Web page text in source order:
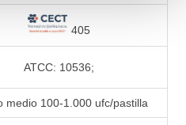
405
ATCC: 10536;
medio 100-1.000 ufc/pastilla